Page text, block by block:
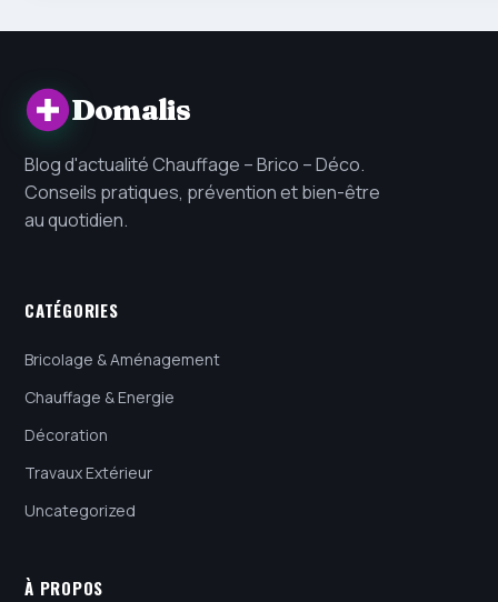
Domalis
Blog d'actualité Chauffage – Brico – Déco.
Conseils pratiques, prévention et bien-être
au quotidien.
CATÉGORIES
Bricolage & Aménagement
Chauffage & Energie
Décoration
Travaux Extérieur
Uncategorized
À PROPOS